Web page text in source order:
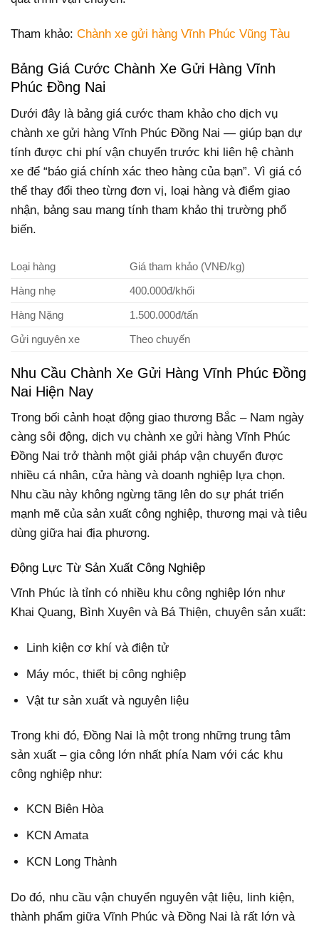
Tham khảo: Chành xe gửi hàng Vĩnh Phúc Vũng Tàu
Bảng Giá Cước Chành Xe Gửi Hàng Vĩnh
Phúc Đồng Nai
Dưới đây là bảng giá cước tham khảo cho dịch vụ
chành xe gửi hàng Vĩnh Phúc Đồng Nai — giúp bạn dự
tính được chi phí vận chuyển trước khi liên hệ chành
xe để “báo giá chính xác theo hàng của bạn”. Vì giá có
thể thay đổi theo từng đơn vị, loại hàng và điểm giao
nhận, bảng sau mang tính tham khảo thị trường phổ
biến.
Loại hàng
Giá tham khảo (VNĐ/kg)
Hàng nhẹ
400.000đ/khối
Hàng Nặng
1.500.000đ/tấn
Gửi nguyên xe
Theo chuyến
Nhu Cầu Chành Xe Gửi Hàng Vĩnh Phúc Đồng
Nai Hiện Nay
Trong bối cảnh hoạt động giao thương Bắc – Nam ngày
càng sôi động, dịch vụ chành xe gửi hàng Vĩnh Phúc
Đồng Nai trở thành một giải pháp vận chuyển được
nhiều cá nhân, cửa hàng và doanh nghiệp lựa chọn.
Nhu cầu này không ngừng tăng lên do sự phát triển
mạnh mẽ của sản xuất công nghiệp, thương mại và tiêu
dùng giữa hai địa phương.
Động Lực Từ Sản Xuất Công Nghiệp
Vĩnh Phúc là tỉnh có nhiều khu công nghiệp lớn như
Khai Quang, Bình Xuyên và Bá Thiện, chuyên sản xuất:
Linh kiện cơ khí và điện tử
Máy móc, thiết bị công nghiệp
Vật tư sản xuất và nguyên liệu
Trong khi đó, Đồng Nai là một trong những trung tâm
sản xuất – gia công lớn nhất phía Nam với các khu
công nghiệp như:
KCN Biên Hòa
KCN Amata
KCN Long Thành
Do đó, nhu cầu vận chuyển nguyên vật liệu, linh kiện,
thành phẩm giữa Vĩnh Phúc và Đồng Nai là rất lớn và